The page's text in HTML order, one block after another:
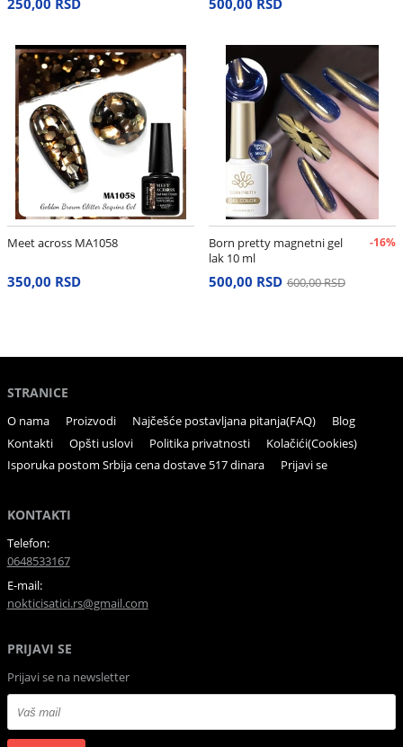
250,00 RSD 500,00 RSD
Meet across MA1058
350,00 RSD
Born pretty magnetni gel
lak 10 ml
-16%
500,00 RSD 600,00 RSD
STRANICE
O nama Proizvodi Najčešće postavljana pitanja(FAQ)
Blog
Kontakti
Opšti uslovi Politika privatnosti
Kolačići(Cookies)
Isporuka postom Srbija cena dostave 517 dinara
Prijavi se
KONTAKTI
Telefon:
0648533167
E-mail:
nokticisatici.rs@gmail.com
PRIJAVI SE
Prijavi se na newsletter